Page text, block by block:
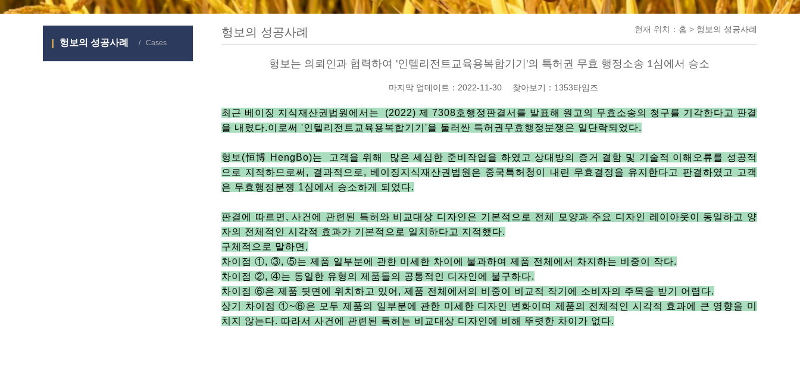
헝보의 성공사례 / Cases
헝보의 성공사례 현재 위치： 홈 > 헝보의 성공사례
헝보는 의뢰인과 협력하여 '인텔리전트교육용복합기기'의 특허권 무효 행정소송 1심에서 승소
마지막 업데이트：2022-11-30 찾아보기：1353타임즈
최근 베이징 지식재산권법원에서는 (2022) 제 7308호행정판결서를 발표해 원고의 무효소송의 청구를 기각한다고 판결
을 내렸다.이로써 '인텔리전트교육용복합기기 '을 둘러싼 특허권무효행정분쟁은 일단락되었다.
헝보(恒博 HengBo)는 고객을 위해 많은 세심한 준비작업을 하였고 상대방의 증거 결함 및 기술적 이해오류를 성공적
으로 지적하므로써 , 결과적으로 , 베이징지식재산권법원은 중국특허청이 내린 무효결정을 유지한다고 판결하였고 고객
은 무효행정분쟁 1심에서 승소하게 되었다.
판결에 따르면 ,사건에 관련된 특허와 비교대상 디자인은 기본적으로 전체 모양과 주요 디자인 레이아웃이 동일하고 양
자의 전체적인 시각적 효과가 기본적으로 일치하다고 지적했다.
구체적으로 말하면 ,
차이점 ①, ③, ⑤는 제품 일부분에 관한 미세한 차이에 불과하여 제품 전체에서 차지하는 비중이 작다.
차이점 ②, ④는 동일한 유형의 제품들의 공통적인 디자인에 불구하다.
차이점 ⑥은 제품 뒷면에 위치하고 있어 , 제품 전체에서의 비중이 비교적 작기에 소비자의 주목을 받기 어렵다.
상기 차이점 ①~⑥은 모두 제품의 일부분에 관한 미세한 디자인 변화이며 제품의 전체적인 시각적 효과에 큰 영향을 미
치지 않는다. 따라서 사건에 관련된 특허는 비교대상 디자인에 비해 뚜렷한 차이가 없다.